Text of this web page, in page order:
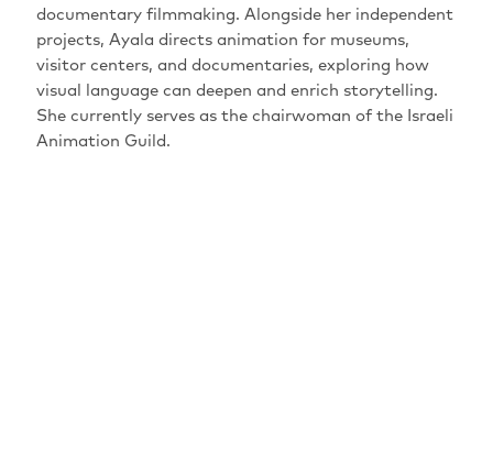
documentary filmmaking. Alongside her independent
projects, Ayala directs animation for museums,
visitor centers, and documentaries, exploring how
visual language can deepen and enrich storytelling.
She currently serves as the chairwoman of the Israeli
Animation Guild.